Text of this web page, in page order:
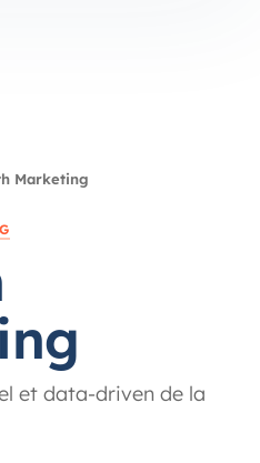
Marketing
et data-driven de la